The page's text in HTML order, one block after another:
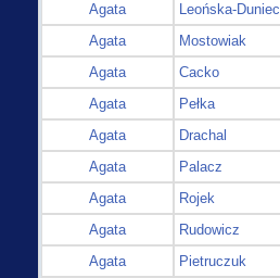
Agata
Leońska-Duniec
Agata
Mostowiak
Agata
Cacko
Agata
Pełka
Agata
Drachal
Agata
Palacz
Agata
Rojek
Agata
Rudowicz
Agata
Pietruczuk